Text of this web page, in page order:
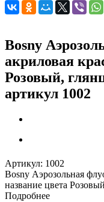
Bosny
акриловая
Розовый,
артикул 1002
Артикул: 1002
Bosny Аэрозольная
название цвета
Подробнее